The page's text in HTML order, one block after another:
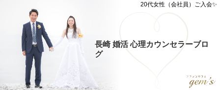
20代女性（会社員）ご入会✨
長崎 婚活 心理カウンセラーブロ
グ